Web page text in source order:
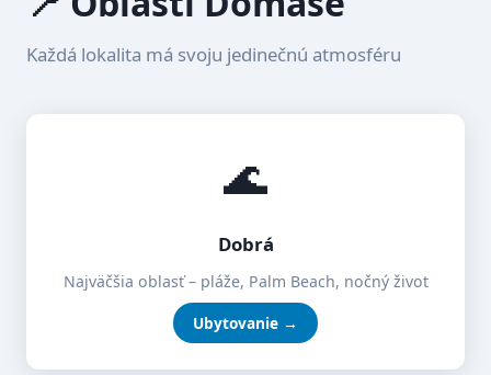
Každá lokalita má svoju jedinečnú atmosféru
🌊
Dobrá
Najväčšia oblasť – pláže, Palm Beach, nočný život
Ubytovanie →